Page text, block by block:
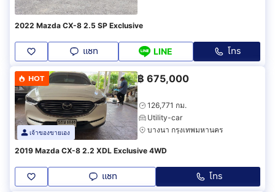
2022 Mazda CX-8 2.5 SP Exclusive
แชท LINE โทร
HOT
เจ้าของขายเอง
฿ 675,000
126,771 กม.
Utility-car
บางนา กรุงเทพมหานคร
2019 Mazda CX-8 2.2 XDL Exclusive 4WD
แชท โทร